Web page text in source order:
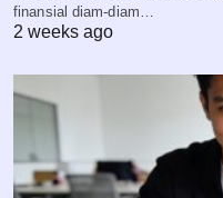
finansial diam-diam…
2 weeks ago